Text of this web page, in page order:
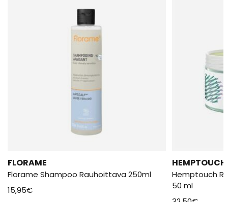
FLORAME
Florame Shampoo Rauhoittava 250ml
15,95€
HEMPTOUCH
Hemptouch
50 ml